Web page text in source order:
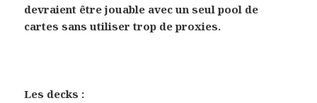
devraient être jouable avec un seul pool de
cartes sans utiliser trop de proxies.
Les decks :